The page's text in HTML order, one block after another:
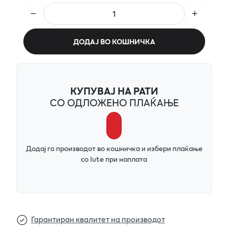
ДОДАЈ ВО КОШНИЧКА
КУПУВАЈ НА РАТИ
СО ОДЛОЖЕНО ПЛАЌАЊЕ
Додај го производот во кошничка и избери плаќање
со Iute при наплата
Гарантиран квалитет на производот